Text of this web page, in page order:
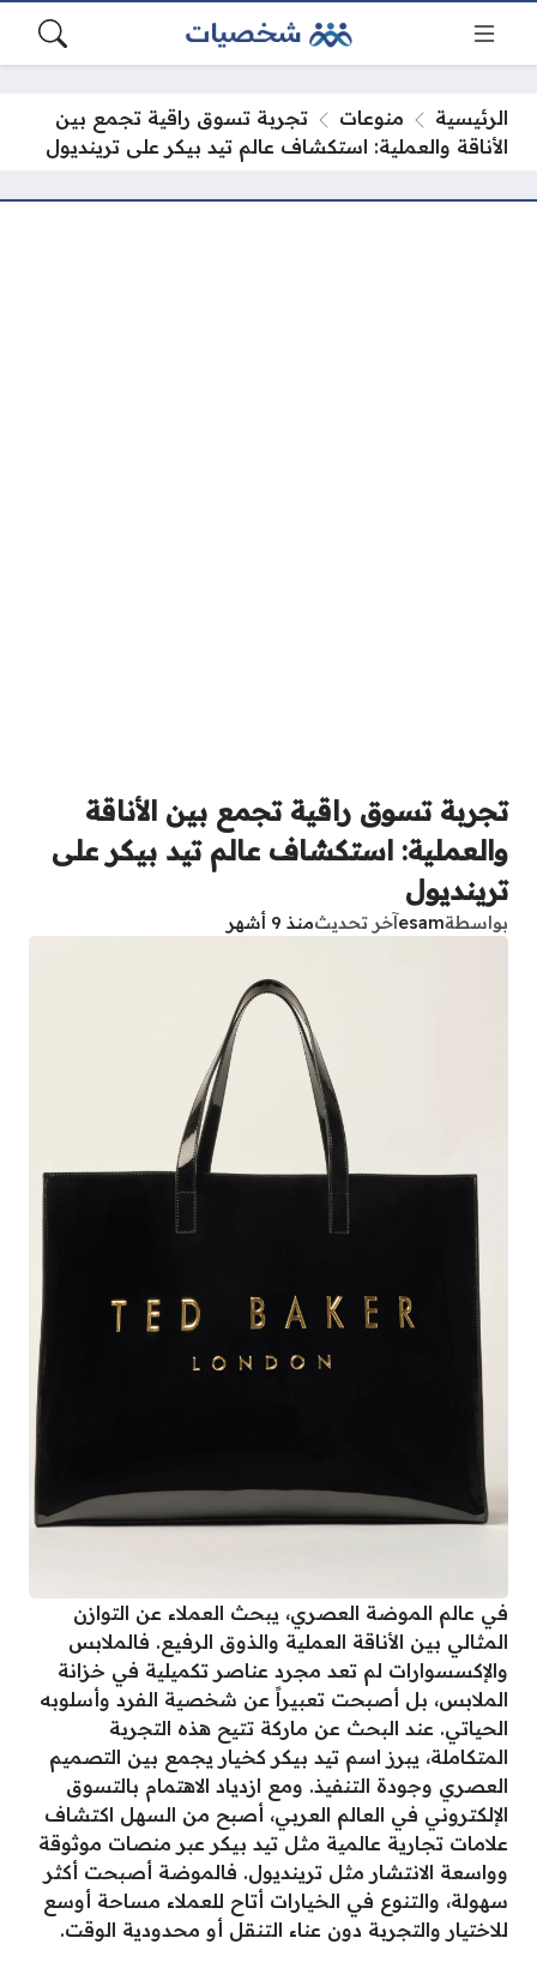
الرئيسية منوعات
تجربة تسوق راقية تجمع بين
الأناقة والعملية: استكشاف عالم تيد بيكر على ترينديول
تجربة تسوق راقية تجمع بين الأناقة
والعملية: استكشاف عالم تيد بيكر على
ترينديول
بواسطةesamآخر تحديثمنذ 9 أشهر
في عالم الموضة العصري، يبحث العملاء عن التوازن
المثالي بين الأناقة العملية والذوق الرفيع. فالملابس
والإكسسوارات لم تعد مجرد عناصر تكميلية في خزانة
الملابس، بل أصبحت تعبيراً عن شخصية الفرد وأسلوبه
الحياتي. عند البحث عن ماركة تتيح هذه التجربة
المتكاملة، يبرز اسم تيد بيكر كخيار يجمع بين التصميم
العصري وجودة التنفيذ. ومع ازدياد الاهتمام بالتسوق
الإلكتروني في العالم العربي، أصبح من السهل اكتشاف
علامات تجارية عالمية مثل تيد بيكر عبر منصات موثوقة
وواسعة الانتشار مثل ترينديول. فالموضة أصبحت أكثر
سهولة، والتنوع في الخيارات أتاح للعملاء مساحة أوسع
للاختيار والتجربة دون عناء التنقل أو محدودية الوقت.